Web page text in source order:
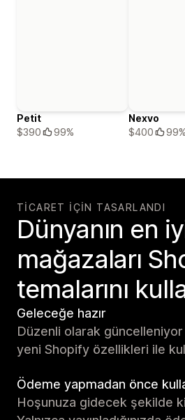
Petit
$390
99%
Nexvo
$400
99%
TICARET IÇIN TASARLANDI
Dünyanın en
mağazaları
temalarını
Geleceğe hazır
Düzenli olarak
yeni Shopify özellikleri ile
Ödeme yapmadan önce
Hoşunuza gidecek şekilde